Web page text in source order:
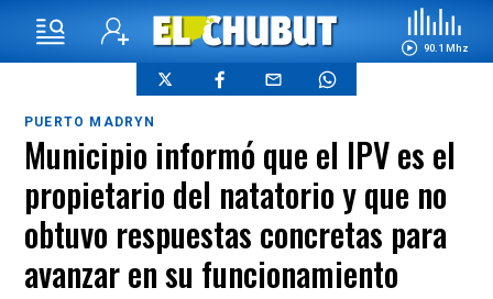
90.1 Mhz
PUERTO MADRYN
Municipio informó que el IPV es el
propietario del natatorio y que no
obtuvo respuestas concretas para
avanzar en su funcionamiento